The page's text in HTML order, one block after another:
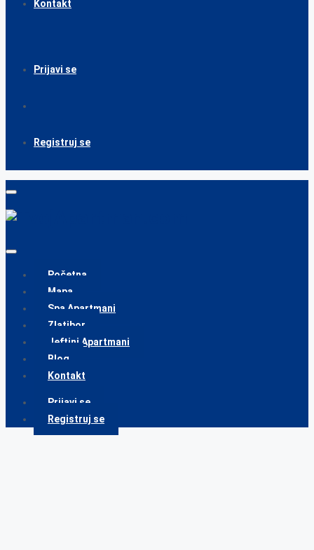
Kontakt
Prijavi se
Registruj se
Početna
Mapa
Spa Apartmani
Zlatibor
Jeftini Apartmani
Blog
Kontakt
Prijavi se
Registruj se